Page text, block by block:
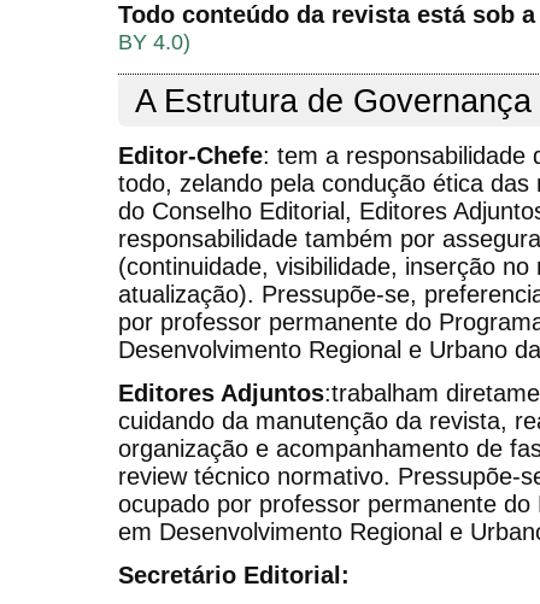
Todo conteúdo da revista está sob
BY 4.0)
A Estrutura de
Editor-Chefe: tem a responsabilidade
todo, zelando pela condução ética
do Conselho Editorial, Editores
responsabilidade também por
(continuidade, visibilidade, inserção no
atualização). Pressupõe-se,
por professor permanente do
Desenvolvimento Regional e Urbano
Editores Adjuntos:trabalham
cuidando da manutenção da revista,
organização e acompanhamento de
review técnico normativo. Pressupõe-
ocupado por professor permanente
em Desenvolvimento Regional e
Secretário Editorial: